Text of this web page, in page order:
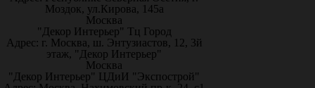
Моздок, ул.Кирова, 145а
Москва
"Декор Интерьер" Тц Город
Адрес: г. Москва, ш. Энтузиастов, 12, 3й
этаж, "Декор Интерьер"
Москва
"Декор Интерьер" ЦДиИ "Экспострой"